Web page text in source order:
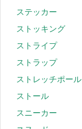
ステッカー
ストッキング
ストライプ
ストラップ
ストレッチポール
ストール
スニーカー